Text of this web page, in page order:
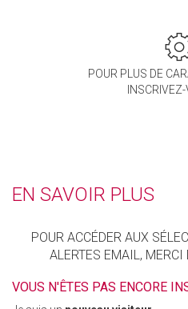
POUR PLUS DE
EN SAVOIR PLUS
POUR ACCÉDER AUX
ALERTES EMAIL,
VOUS N'ÊTES PAS ENCORE